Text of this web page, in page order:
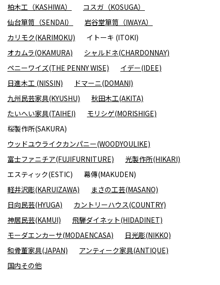
柏木工（KASHIWA）
コスガ（KOSUGA）
仙台箪笥（SENDAI）
岩谷堂箪笥（IWAYA）
カリモク(KARIMOKU)
イトーキ (ITOKI)
オカムラ(OKAMURA)
シャルドネ(CHARDONNAY)
ペニーワイズ(THE PENNY WISE)
イデー(IDEE)
日進木工 (NISSIN)
ドマーニ(DOMANI)
九州民芸家具(KYUSHU)
秋田木工(AKITA)
たいへい家具(TAIHEI)
モリシゲ(MORISHIGE)
桜製作所(SAKURA)
ウッドユウライクカンパニー(WOODYOULIKE)
富士ファニチア(FUJIFURNITURE)
光製作所(HIKARI)
エスティック(ESTIC)
幕傳(MAKUDEN)
軽井沢彫(KARUIZAWA)
まさの工芸(MASANO)
日向民芸(HYUGA)
カントリーハウス(COUNTRY)
神居民芸(KAMUI)
飛騨ダイネット(HIDADINET)
モーダエンカーサ(MODAENCASA)
日光彫(NIKKO)
和骨董家具(JAPAN)
アンティーク家具(ANTIQUE)
国内その他